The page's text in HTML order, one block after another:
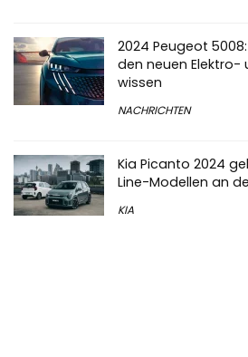
2024 Peugeot
den neuen Elektro-
wissen
NACHRICHTEN
Kia Picanto 2024
Line-Modellen an
KIA